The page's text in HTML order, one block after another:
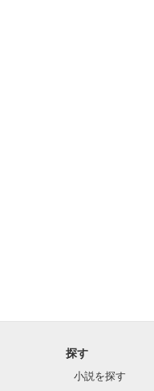
探す
小説を探す